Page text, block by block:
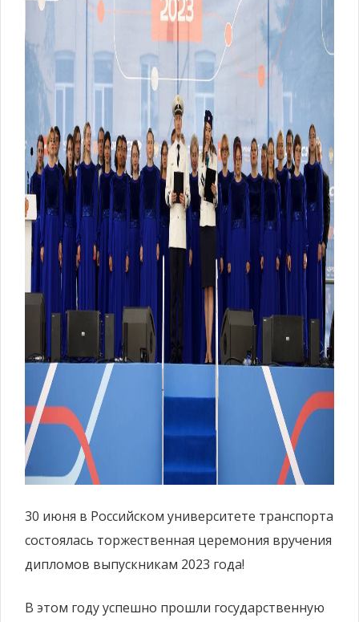
30 июня в Российском университете транспорта
состоялась торжественная церемония вручения
дипломов выпускникам 2023 года!
В этом году успешно прошли государственную